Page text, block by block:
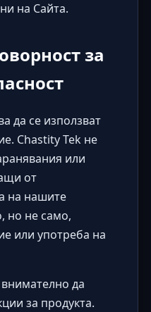
на Сайта.
за
да се използват
Chastity Tek не
или
от
на нашите
но не само,
или употреба на
да
за продукта.